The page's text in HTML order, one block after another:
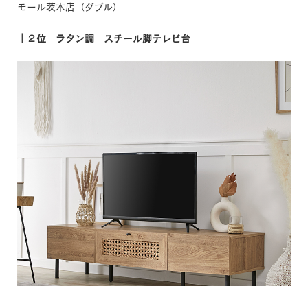
モール茨木店（ダブル）
｜２位 ラタン調 スチール脚テレビ台